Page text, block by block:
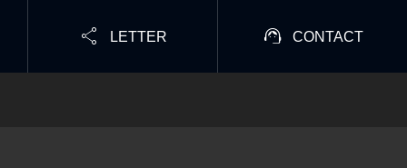
 LETTER  CONTACT